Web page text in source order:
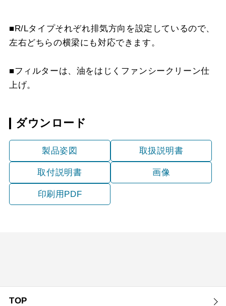
CH-BFE-5090 SI ¥33,880（税抜価格 ￥
■R/Lタイプそれぞれ排気方向を設定しているので、
左右どちらの横梁にも対応できます。
■フィルターは、油をはじくファンシークリーン仕
上げ。
ダウンロード
製品姿図 取扱説明書
取付説明書 画像
印刷用PDF
TOP